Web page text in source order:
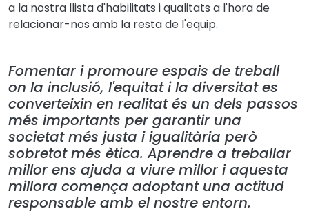
a la nostra llista d'habilitats i qualitats a l'hora de
relacionar-nos amb la resta de l'equip.
Fomentar i promoure espais de treball
on la inclusió, l'equitat i la diversitat es
converteixin en realitat és un dels passos
més importants per garantir una
societat més justa i igualitària però
sobretot més ètica. Aprendre a treballar
millor ens ajuda a viure millor i aquesta
millora comença adoptant una actitud
responsable amb el nostre entorn.